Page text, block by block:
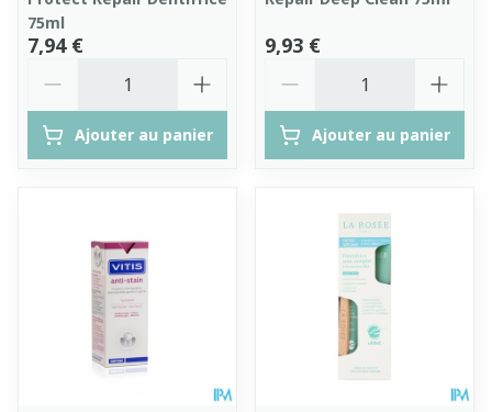
75ml
7,94 €
Ajouter au panier
9,93 €
Ajouter au panier